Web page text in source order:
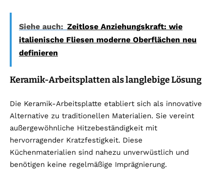
Siehe auch: Zeitlose Anziehungskraft: wie
italienische Fliesen moderne Oberflächen neu
definieren
Keramik-Arbeitsplatten als langlebige Lösung
Die Keramik-Arbeitsplatte etabliert sich als innovative
Alternative zu traditionellen Materialien. Sie vereint
außergewöhnliche Hitzebeständigkeit mit
hervorragender Kratzfestigkeit. Diese
Küchenmaterialien sind nahezu unverwüstlich und
benötigen keine regelmäßige Imprägnierung.